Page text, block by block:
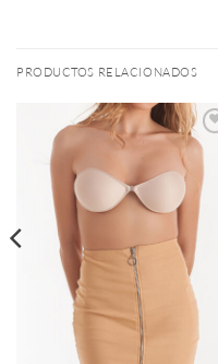
PRODUCTOS RELACIONADOS
Añadir